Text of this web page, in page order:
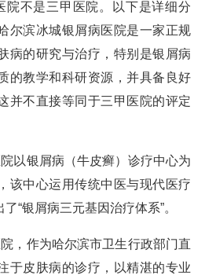
院不是三甲医院。以下是详细分
尔滨冰城银屑病医院是一家正规
病的研究与治疗，特别是银屑病
的教学和科研资源，并具备良好
并不直接等同于三甲医院的评定
以银屑病（牛皮癣）诊疗中心为
该中心运用传统中医与现代医疗
“银屑病三元基因治疗体系”。
，作为哈尔滨市卫生行政部门直
于皮肤病的诊疗，以精湛的专业